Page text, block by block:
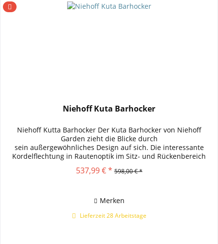
Niehoff Kuta Barhocker
Niehoff Kutta Barhocker Der Kuta Barhocker von Niehoff
Garden zieht die Blicke durch
sein außergewöhnliches Design auf sich. Die interessante
Kordelflechtung in Rautenoptik im Sitz- und Rückenbereich
sowie das Sitzkissen bieten einen...
537,99 € * 598,00 € *
Merken
Lieferzeit 28 Arbeitstage